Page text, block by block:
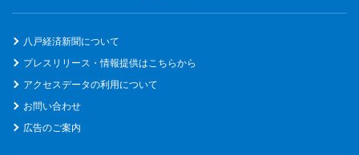
八戸経済新聞について
プレスリリース・情報提供はこちらから
アクセスデータの利用について
お問い合わせ
広告のご案内